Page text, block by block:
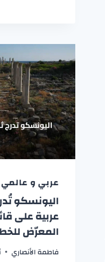
عربي و عالمي
اليونسكو
عربية على
المعرّض
فاطمة الأنصاري